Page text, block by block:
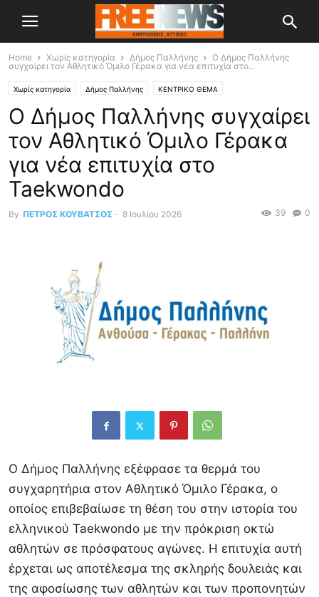
Home Χωρίς κατηγορία Δήμος Παλλήνης
Ο Δήμος Παλλήνης
συγχαίρει τον Αθλητικό Όμιλο Γέρακα για νέα επιτυχία στο...
Χωρίς κατηγορία Δήμος Παλλήνης ΚΕΝΤΡΙΚΟ ΘΕΜΑ
Ο Δήμος Παλλήνης συγχαίρει
τον Αθλητικό Όμιλο Γέρακα
για νέα επιτυχία στο
Taekwondo
By ΠΕΤΡΟΣ ΚΟΥΒΑΤΣΟΣ - 8 Ιουλίου 2026 0
39
Ο Δήμος Παλλήνης εξέφρασε τα θερμά του
συγχαρητήρια στον Αθλητικό Όμιλο Γέρακα, ο
οποίος επιβεβαίωσε τη θέση του στην ιστορία του
ελληνικού Taekwondo με την πρόκριση οκτώ
αθλητών σε πρόσφατους αγώνες. Η επιτυχία αυτή
έρχεται ως αποτέλεσμα της σκληρής δουλειάς και
της αφοσίωσης των αθλητών και των προπονητών